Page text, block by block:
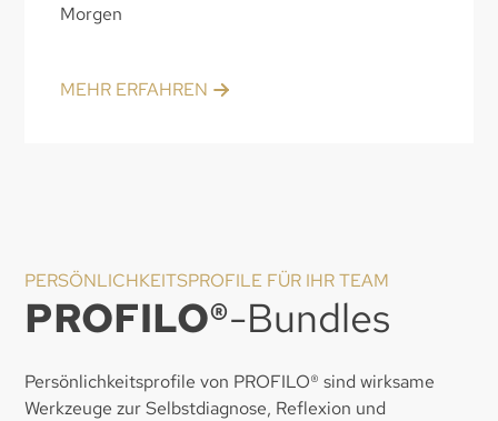
Morgen
MEHR ERFAHREN
PERSÖNLICHKEITSPROFILE FÜR IHR TEAM
PROFILO®-Bundles
Persönlichkeitsprofile von PROFILO® sind wirksame
Werkzeuge zur Selbstdiagnose, Reflexion und